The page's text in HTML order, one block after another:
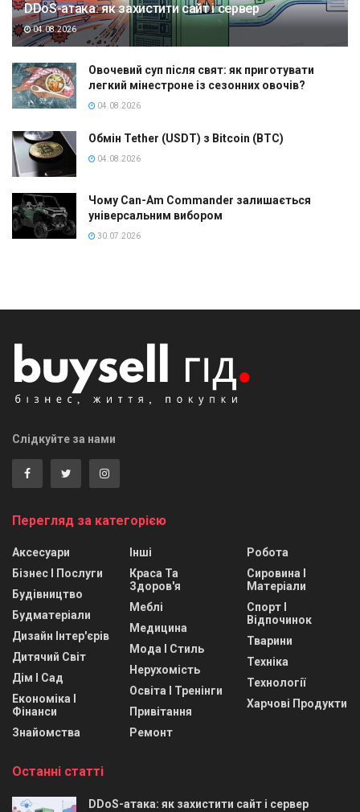
DDoS-атака: як захистити сайт і сервер
04.08.2026
Овочевий суп після свят: як приготувати
легкий мінестроне із сезонних овочів?
04.08.2026
Обмін Tether (USDT) з Bitcoin (BTC)
04.08.2026
Чому Can-Am Commander залишається
універсальним вибором
30.07.2026
Слідкуйте за нами
Перегляд за категорією
Аксесуари
Бізнес І Послуги
Будівництво
Будматеріали
Дизайн Інтер'єрів
Дитячий Світ
Дім І Сад
Економіка І
Фінанси
Знайомства
Інші
Краса Та
Здоров'я
Меблі
Медицина
Мода І Стиль
Нерухомість
Освіта І Тренінги
Привітання
Ремонт
Робота
Сировина І
Матеріали
Спорт І
Відпочинок
Тварини
Техніка
Технології
Харчові Продукти
Останні статті
DDoS-атака: як захистити сайт і сервер